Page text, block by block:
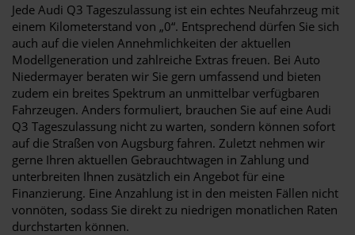
Jede Audi Q3 Tageszulassung ist ein echtes Neufahrzeug mit
einem Kilometerstand von „0“. Entsprechend dürfen Sie sich
auch auf die vielen Annehmlichkeiten der aktuellen
Modellgeneration und zahlreiche Extras freuen. Bei Auto
Niedermayer beraten wir Sie gern umfassend und bieten
zudem ein breites Spektrum an unmittelbar verfügbaren
Fahrzeugen. Anders formuliert, brauchen Sie auf eine Audi
Q3 Tageszulassung nicht zu warten, sondern können sofort
auf die Straßen von Augsburg fahren. Zuletzt nehmen wir
gerne Ihren aktuellen Gebrauchtwagen in Zahlung und
unterbreiten Ihnen zusätzlich ein Angebot für eine
Finanzierung. Eine Anzahlung ist in den meisten Fällen nicht
vonnöten, sodass Sie direkt zu niedrigen monatlichen Raten
durchstarten können.